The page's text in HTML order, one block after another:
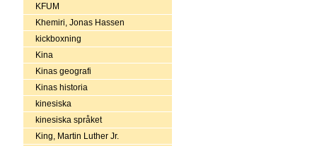
KFUM
Khemiri, Jonas Hassen
kickboxning
Kina
Kinas geografi
Kinas historia
kinesiska
kinesiska språket
King, Martin Luther Jr.